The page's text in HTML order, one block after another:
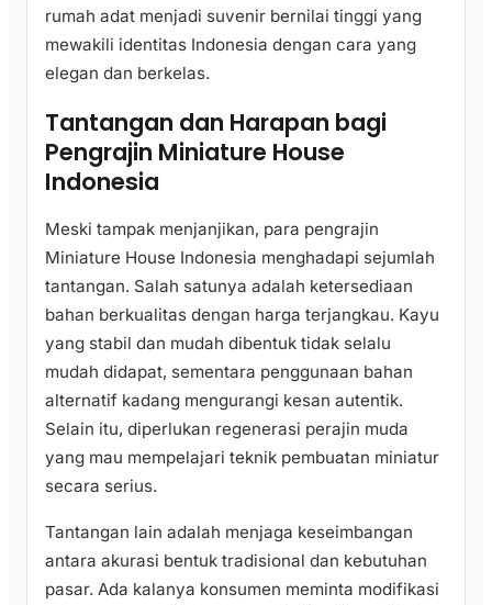
rumah adat menjadi suvenir bernilai tinggi yang
mewakili identitas Indonesia dengan cara yang
elegan dan berkelas.
Tantangan dan Harapan bagi
Pengrajin Miniature House
Indonesia
Meski tampak menjanjikan, para pengrajin
Miniature House Indonesia menghadapi sejumlah
tantangan. Salah satunya adalah ketersediaan
bahan berkualitas dengan harga terjangkau. Kayu
yang stabil dan mudah dibentuk tidak selalu
mudah didapat, sementara penggunaan bahan
alternatif kadang mengurangi kesan autentik.
Selain itu, diperlukan regenerasi perajin muda
yang mau mempelajari teknik pembuatan miniatur
secara serius.
Tantangan lain adalah menjaga keseimbangan
antara akurasi bentuk tradisional dan kebutuhan
pasar. Ada kalanya konsumen meminta modifikasi